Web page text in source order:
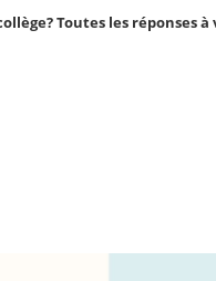
Toutes les réponses